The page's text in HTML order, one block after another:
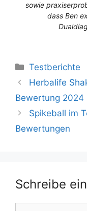
sowie
dass Ben
Testberichte
Herbalife
Bewertung 2024
Spikeball im
Bewertungen
Schreibe